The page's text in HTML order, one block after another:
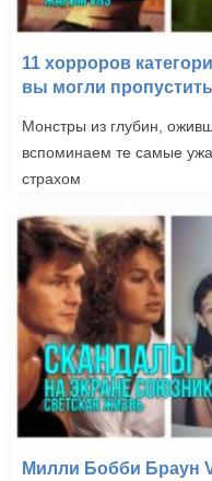
11 хорроров
вы могли
Монстры из глубин,
вспоминаем те самые
страхом
Милли Бобби Браун